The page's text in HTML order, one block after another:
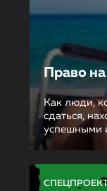
Право на
Как люди,
сдаться,
успешными